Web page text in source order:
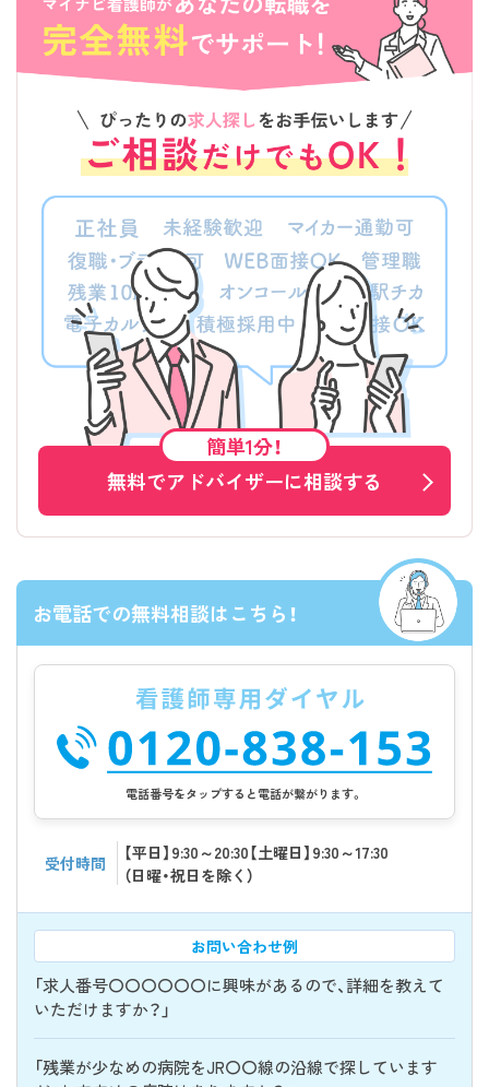
簡単1分！
無料でアドバイザーに相談する
お電話での無料相談はこちら！
電話番号をタップすると電話が繋がります。
受付時間
【平日】9:30～20:30【土曜日】9:30～17:30
（日曜・祝日を除く）
お問い合わせ例
「求人番号〇〇〇〇〇〇に興味があるので、詳細を教えて
いただけますか？」
「残業が少なめの病院をJR〇〇線の沿線で探しています